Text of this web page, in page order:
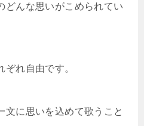
どんな思いがこめられてい
ぞれ自由です。
文に思いを込めて歌うこと